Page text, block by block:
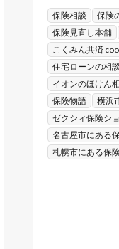
保険相談 保険
保険見直し本舗
こくみん共済
住宅ローンの相
イオンのほけん
保険物語
横浜
ゼクシィ保険シ
名古屋市にある
札幌市にある保